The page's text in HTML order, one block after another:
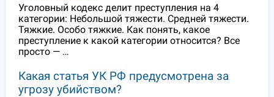
Уголовный кодекс делит преступления на 4
категории: Небольшой тяжести. Средней тяжести.
Тяжкие. Особо тяжкие. Как понять, какое
преступление к какой категории относится? Все
просто — …
Какая статья УК РФ предусмотрена за
угрозу убийством?